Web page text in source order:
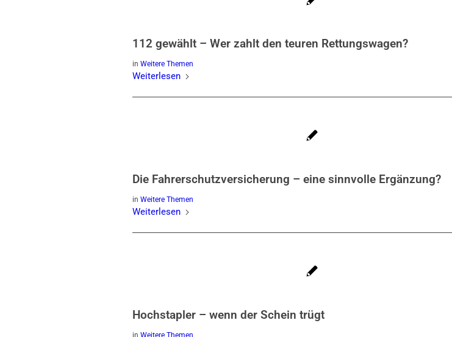
112 gewählt – Wer zahlt den teuren Rettungswagen?
in Weitere Themen
Weiterlesen
Die Fahrerschutzversicherung – eine sinnvolle Ergänzung?
in Weitere Themen
Weiterlesen
Hochstapler – wenn der Schein trügt
in Weitere Themen